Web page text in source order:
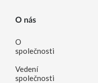
O nás
O
společnosti
Vedení
společnosti